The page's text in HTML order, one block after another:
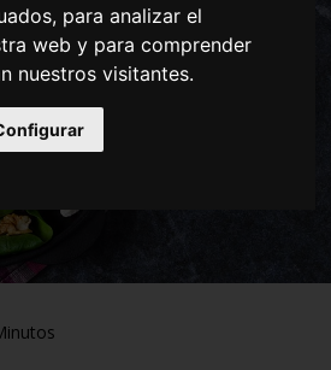
para analizar el
web y para comprender
nuestros visitantes.